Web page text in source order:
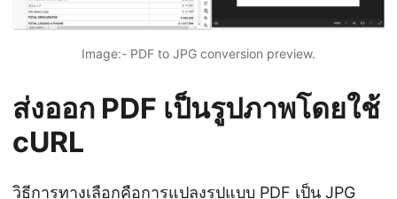
Image:- PDF to JPG conversion preview.
ส่งออก PDF เป็นรูปภาพโดยใช้
cURL
วิธีการทางเลือกคือการแปลงรูปแบบ PDF เป็น JPG